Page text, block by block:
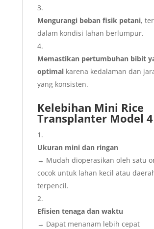
Mengurangi beban fisik petani,
dalam kondisi lahan berlumpur.
Memastikan pertumbuhan bibit
optimalkarena kedalaman dan
yang konsisten.
Kelebihan Mini Rice
Transplanter Model 4
Ukuran mini dan ringan
→ Mudah dioperasikan oleh satu
cocok untuk lahan kecil atau
terpencil.
Efisien tenaga dan waktu
→ Dapat menanam lebih cepat